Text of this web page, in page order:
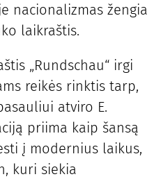
nacionalizmas žengia
laikraštis.
„Rundschau“ irgi
reikės rinktis tarp,
atviro E.
priima kaip šansą
į modernius laikus,
kuri siekia